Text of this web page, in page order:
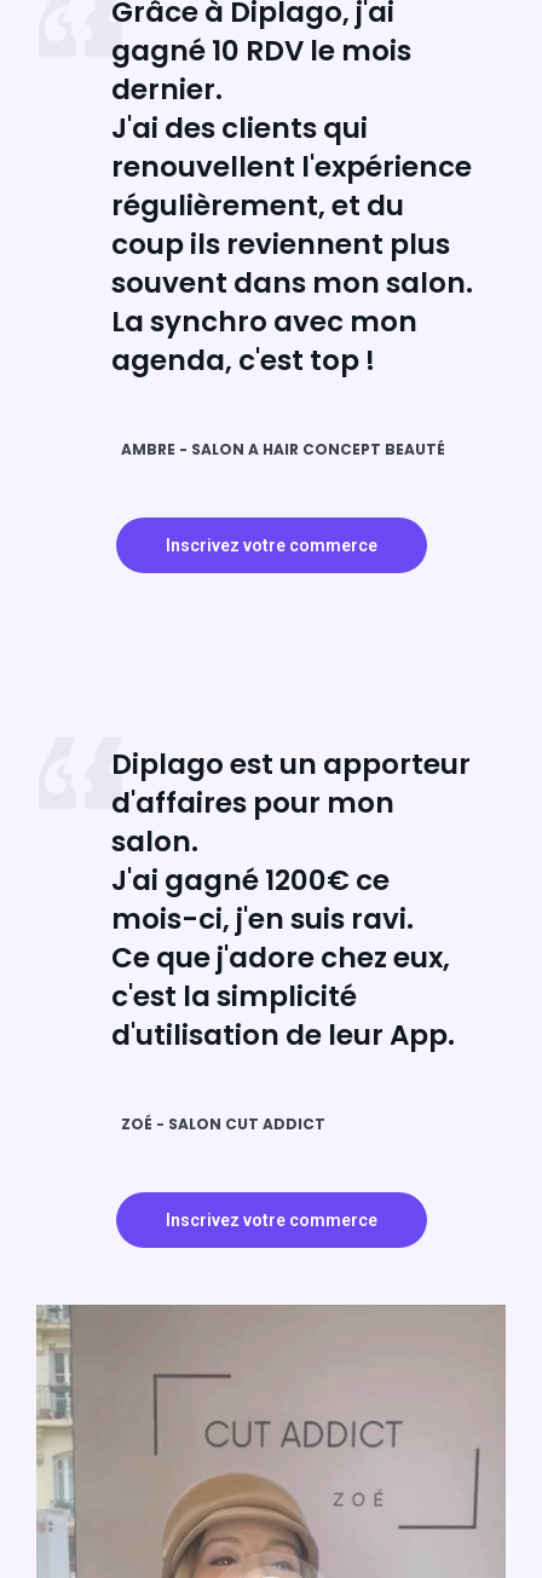
Grâce à Diplago, j'ai
gagné 10 RDV le mois
dernier.
J'ai des clients qui
renouvellent l'expérience
régulièrement, et du
coup ils reviennent plus
souvent dans mon salon.
La synchro avec mon
agenda, c'est top !
AMBRE - SALON A HAIR CONCEPT BEAUTÉ
Inscrivez votre commerce
Diplago est un apporteur
d'affaires pour mon
salon.
J'ai gagné 1200€ ce
mois-ci, j'en suis ravi.
Ce que j'adore chez eux,
c'est la simplicité
d'utilisation de leur App.
ZOÉ - SALON CUT ADDICT
Inscrivez votre commerce